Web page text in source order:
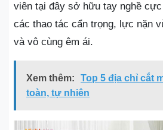
viên tại đây sở hữu tay nghề cực
các thao tác cẩn trọng, lực nặn
và vô cùng êm ái.
Xem thêm:
Top 5 địa chỉ cắt
toàn, tự nhiên